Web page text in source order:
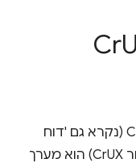
הדוח לגבי חוויית המשתמש ב-Chrome (נקרא גם 'דוח
חוויית המשתמש ב-Chrome' או בקיצור CrUX) הוא מערך